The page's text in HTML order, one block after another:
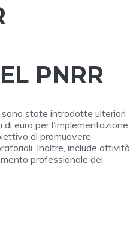
PNRR
state introdotte ulteriori
euro per l’implementazione
di promuovere
Inoltre, include attività
professionale dei